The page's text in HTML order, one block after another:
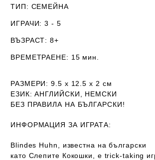
ТИП: СЕМЕЙНА
ИГРАЧИ: 3 - 5
ВЪЗРАСТ: 8+
ВРЕМЕТРАЕНЕ: 15 мин.
РАЗМЕРИ: 9.5 х 12.5 х 2 см
ЕЗИК: АНГЛИЙСКИ, НЕМСКИ
БЕЗ ПРАВИЛА НА БЪЛГАРСКИ!
ИНФОРМАЦИЯ ЗА ИГРАТА:
Blindes Huhn, известна на български
като Слепите Кокошки, е trick-taking